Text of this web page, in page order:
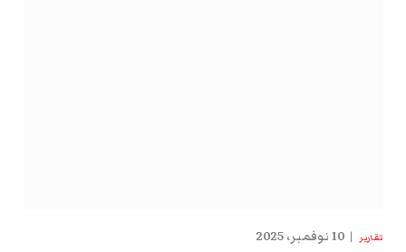
تقارير 10 نوفمبر، 2025